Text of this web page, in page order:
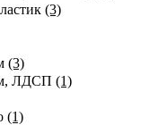
(3)
(3)
ЛДСП (1)
(1)